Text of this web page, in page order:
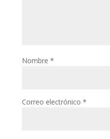
Nombre *
Correo electrónico *